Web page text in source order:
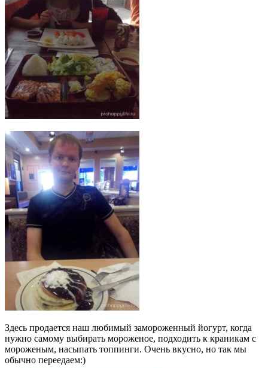
Здесь продается наш любимый замороженный йогурт, когда
нужно самому выбирать мороженое, подходить к краникам с
мороженым, насыпать топпинги. Очень вкусно, но так мы
обычно переедаем:)